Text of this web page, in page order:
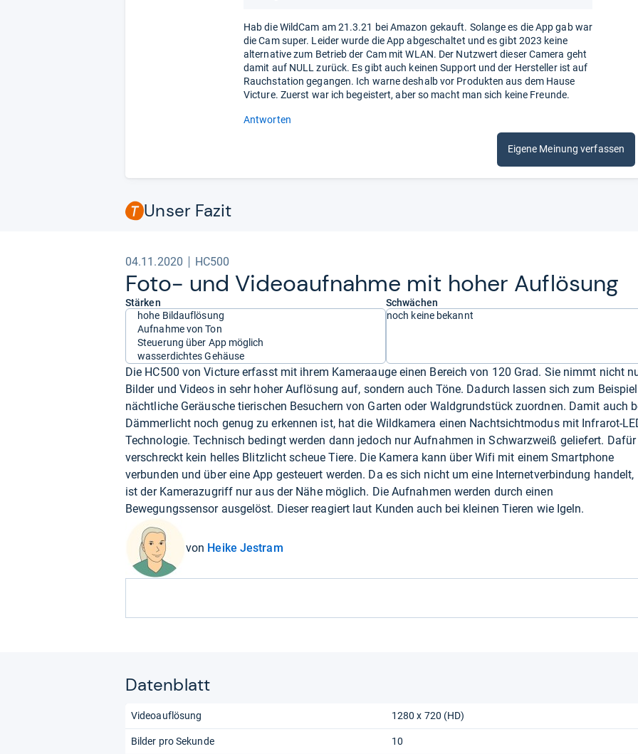
Hab die WildCam am 21.3.21 bei Amazon gekauft. Solange es die App gab war
die Cam super. Leider wurde die App abgeschaltet und es gibt 2023 keine
alternative zum Betrieb der Cam mit WLAN. Der Nutzwert dieser Camera geht
damit auf NULL zurück. Es gibt auch keinen Support und der Hersteller ist auf
Rauchstation gegangen. Ich warne deshalb vor Produkten aus dem Hause
Victure. Zuerst war ich begeistert, aber so macht man sich keine Freunde.
Antworten
Eigene Meinung verfassen
Unser Fazit
04.11.2020 HC500
Foto-​ und Video­auf­nahme mit hoher Auf­lö­sung
Stärken
hohe Bildauflösung
Aufnahme von Ton
Steuerung über App möglich
wasserdichtes Gehäuse
Schwächen
noch keine bekannt
Die HC500 von Victure erfasst mit ihrem Kameraauge einen Bereich von 120 Grad. Sie nimmt nicht
Bilder und Videos in sehr hoher Auflösung auf, sondern auch Töne. Dadurch lassen sich zum Beispiel
nächtliche Geräusche tierischen Besuchern von Garten oder Waldgrundstück zuordnen. Damit auch
Dämmerlicht noch genug zu erkennen ist, hat die Wildkamera einen Nachtsichtmodus mit Infrarot-
Technologie. Technisch bedingt werden dann jedoch nur Aufnahmen in Schwarzweiß geliefert. Dafür
verschreckt kein helles Blitzlicht scheue Tiere. Die Kamera kann über Wifi mit einem Smartphone
verbunden und über eine App gesteuert werden. Da es sich nicht um eine Internetverbindung handelt,
ist der Kamerazugriff nur aus der Nähe möglich. Die Aufnahmen werden durch einen
Bewegungssensor ausgelöst. Dieser reagiert laut Kunden auch bei kleinen Tieren wie Igeln.
von Heike Jestram
Datenblatt
Videoauflösung 1280 x 720 (HD)
Bilder pro Sekunde 10